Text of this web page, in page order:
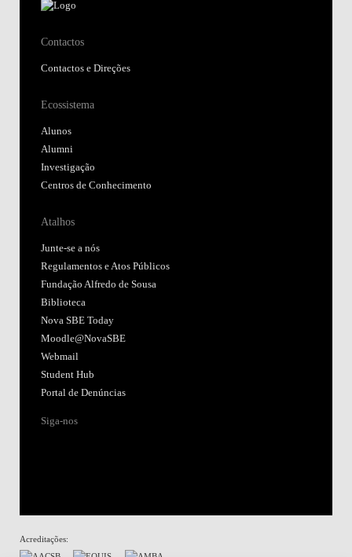
Contactos
Contactos e Direções
Ecossistema
Alunos
Alumni
Investigação
Centros de Conhecimento
Atalhos
Junte-se a nós
Regulamentos e Atos Públicos
Fundação Alfredo de Sousa
Biblioteca
Nova SBE Today
Moodle@NovaSBE
Webmail
Student Hub
Portal de Denúncias
Siga-nos
Acreditações: